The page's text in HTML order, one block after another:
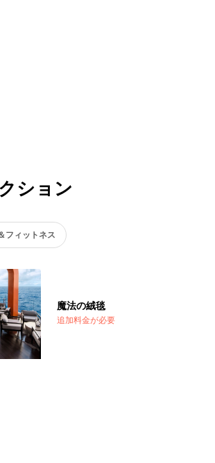
ション
フィットネス
魔法の絨毯
追加料金が必要